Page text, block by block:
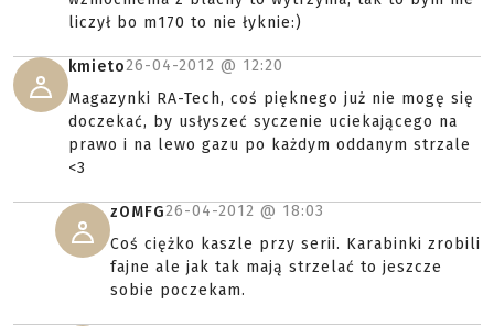
liczył bo m170 to nie łyknie:)
kmieto26-04-2012 @ 12:20
Magazynki RA-Tech, coś pięknego już nie mogę się
doczekać, by usłyszeć syczenie uciekającego na
prawo i na lewo gazu po każdym oddanym strzale
<3
zOMFG26-04-2012 @ 18:03
Coś ciężko kaszle przy serii. Karabinki zrobili
fajne ale jak tak mają strzelać to jeszcze
sobie poczekam.